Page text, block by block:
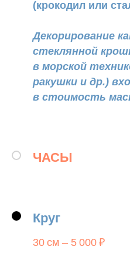
(крокодил или
Декорирование
стеклянной
в морской
ракушки и др.)
в стоимость
ЧАСЫ
Круг
30 см – 5 000 ₽